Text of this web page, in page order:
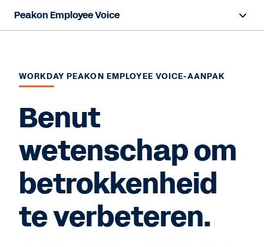
Peakon Employee Voice
Functies
Resources
Een demo aanvragen
WORKDAY PEAKON EMPLOYEE VOICE-AANPAK
Benut
wetenschap om
betrokkenheid
te verbeteren.